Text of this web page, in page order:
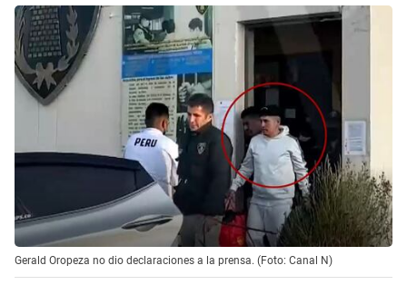
Gerald Oropeza no dio declaraciones a la prensa. (Foto: Canal N)